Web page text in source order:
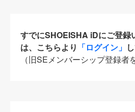
すでにSHOEISHA iDにご登録
は、こちらより 「ログイン」
（旧SEメンバーシップ登録者